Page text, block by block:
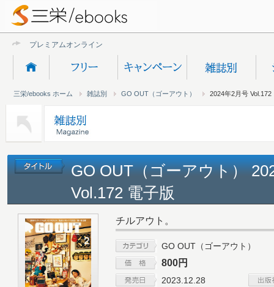
プレミアムオンライン新規受付
三栄/ebooks ホーム 雑誌別 GO OUT（ゴーアウト） 2024年2月号 Vol.172
GO OUT（ゴーアウト）
Vol.172 電子版
チルアウト。
GO OUT（ゴーアウト）
800円
2023.12.28